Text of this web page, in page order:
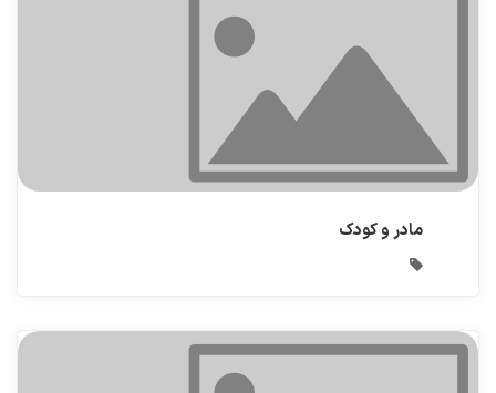
مادر و کودک